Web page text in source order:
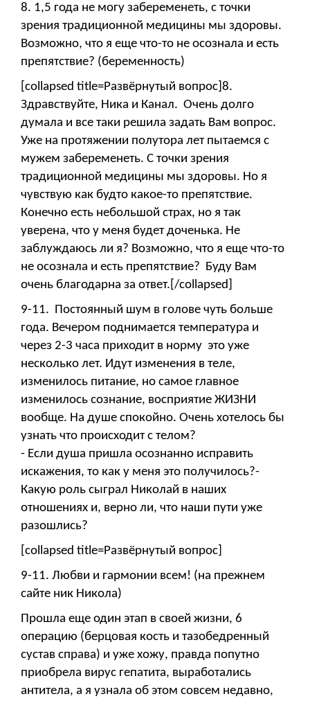
8. 1,5 года не могу забеременеть, с точки
зрения традиционной медицины мы здоровы.
Возможно, что я еще что-то не осознала и есть
препятствие? (беременность)
[collapsed title=Развёрнутый вопрос]8.
Здравствуйте, Ника и Канал. Очень долго
думала и все таки решила задать Вам вопрос.
Уже на протяжении полутора лет пытаемся с
мужем забеременеть. С точки зрения
традиционной медицины мы здоровы. Но я
чувствую как будто какое-то препятствие.
Конечно есть небольшой страх, но я так
уверена, что у меня будет доченька. Не
заблуждаюсь ли я? Возможно, что я еще что-то
не осознала и есть препятствие? Буду Вам
очень благодарна за ответ.[/collapsed]
9-11. Постоянный шум в голове чуть больше
года. Вечером поднимается температура и
через 2-3 часа приходит в норму это уже
несколько лет. Идут изменения в теле,
изменилось питание, но самое главное
изменилось сознание, восприятие ЖИЗНИ
вообще. На душе спокойно. Очень хотелось бы
узнать что происходит с телом?
- Если душа пришла осознанно исправить
искажения, то как у меня это получилось?-
Какую роль сыграл Николай в наших
отношениях и, верно ли, что наши пути уже
разошлись?
[collapsed title=Развёрнутый вопрос]
9-11. Любви и гармонии всем! (на прежнем
сайте ник Никола)
Прошла еще один этап в своей жизни, 6
операцию (берцовая кость и тазобедренный
сустав справа) и уже хожу, правда попутно
приобрела вирус гепатита, выработались
антитела, а я узнала об этом совсем недавно,